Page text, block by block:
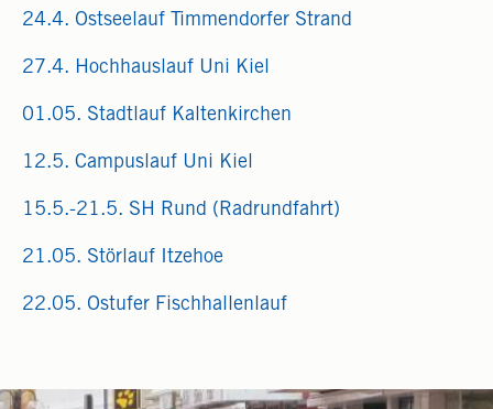
24.4. Ostseelauf Timmendorfer Strand
27.4. Hochhauslauf Uni Kiel
01.05. Stadtlauf Kaltenkirchen
12.5. Campuslauf Uni Kiel
15.5.-21.5. SH Rund (Radrundfahrt)
21.05. Störlauf Itzehoe
22.05. Ostufer Fischhallenlauf